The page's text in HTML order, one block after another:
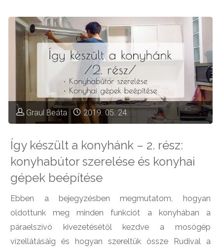
galériafal"
Graul Beáta 2019. 05. 24.
Így készült a konyhánk – 2. rész:
konyhabútor szerelése és konyhai
gépek beépítése
Ebben a bejegyzésben megmutatom, hogyan
oldottunk meg minden funkciót a konyhában a
páraelszívó kivezetésétől kezdve a mosógép
vízellátásáig és hogyan szereltük össze Rudival a